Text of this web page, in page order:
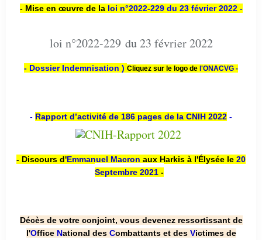
- Mise en œuvre de la loi n°2022-229 du 23 février 2022 -
loi n°2022-229 du 23 février 2022
- Dossier Indemnisation ) Cliquez sur le logo de l'ONACVG -
- Rapport d’activité de 186 pages de la CNIH 2022 -
- Discours d'Emmanuel Macron aux Harkis à l'Élysée le 20
Septembre 2021 -
Décès de votre conjoint, vous devenez ressortissant de
l'Office National des Combattants et des Victimes de